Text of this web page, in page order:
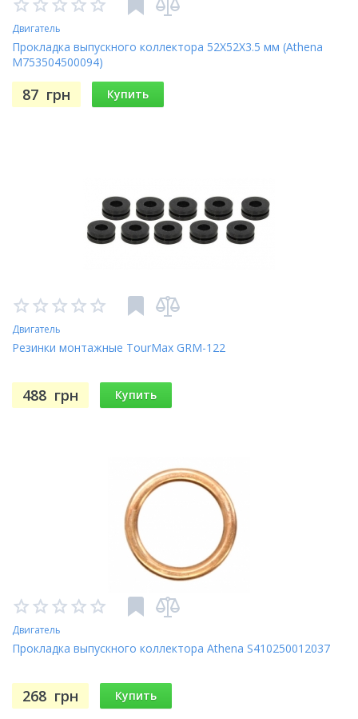
Двигатель
Прокладка выпускного коллектора 52X52X3.5 мм (Athena
M753504500094)
87 грн Купить
Двигатель
Резинки монтажные TourMax GRM-122
488 грн Купить
Двигатель
Прокладка выпускного коллектора Athena S410250012037
268 грн Купить